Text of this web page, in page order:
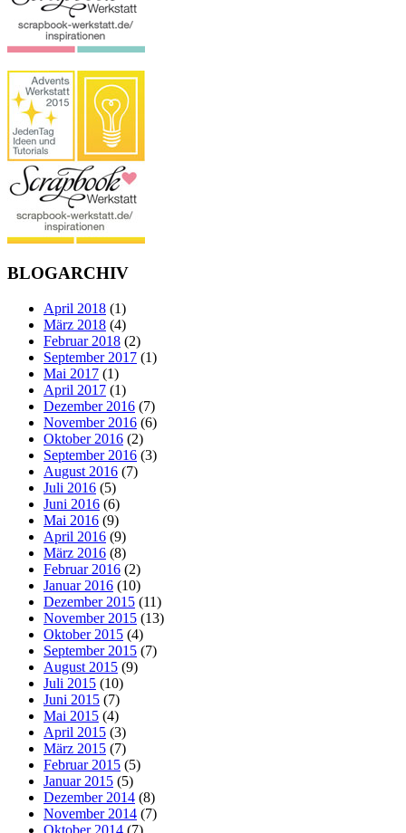
BLOGARCHIV
April 2018 (1)
März 2018 (4)
Februar 2018 (2)
September 2017 (1)
Mai 2017 (1)
April 2017 (1)
Dezember 2016 (7)
November 2016 (6)
Oktober 2016 (2)
September 2016 (3)
August 2016 (7)
Juli 2016 (5)
Juni 2016 (6)
Mai 2016 (9)
April 2016 (9)
März 2016 (8)
Februar 2016 (2)
Januar 2016 (10)
Dezember 2015 (11)
November 2015 (13)
Oktober 2015 (4)
September 2015 (7)
August 2015 (9)
Juli 2015 (10)
Juni 2015 (7)
Mai 2015 (4)
April 2015 (3)
März 2015 (7)
Februar 2015 (5)
Januar 2015 (5)
Dezember 2014 (8)
November 2014 (7)